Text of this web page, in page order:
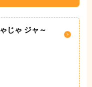
じゃ ジャ～